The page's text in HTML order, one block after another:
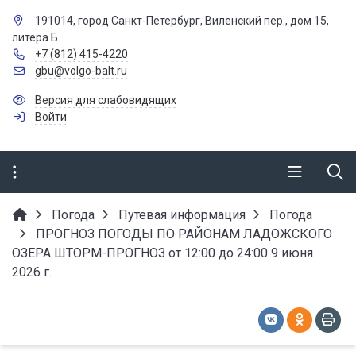
191014, город Санкт-Петербург, Виленский пер., дом 15,
литера Б
+7 (812) 415-4220
gbu@volgo-balt.ru
Версия для слабовидящих
Войти
Погода Путевая информация
Погода
ПРОГНОЗ ПОГОДЫ ПО РАЙОНАМ ЛАДОЖСКОГО
ОЗЕРА ШТОРМ-ПРОГНОЗ от 12:00 до 24:00 9 июня
2026 г.